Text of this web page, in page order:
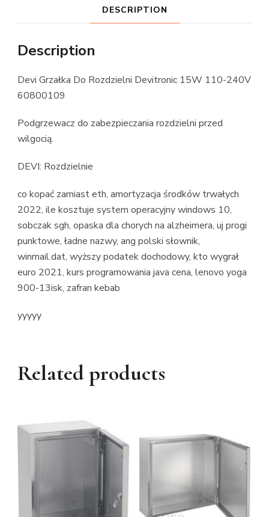
DESCRIPTION
Description
Devi Grzałka Do Rozdzielni Devitronic 15W 110-240V
60800109
Podgrzewacz do zabezpieczania rozdzielni przed
wilgocią.
DEVI: Rozdzielnie
co kopać zamiast eth, amortyzacja środków trwałych
2022, ile kosztuje system operacyjny windows 10,
sobczak sgh, opaska dla chorych na alzheimera, uj progi
punktowe, ładne nazwy, ang polski słownik,
winmail.dat, wyższy podatek dochodowy, kto wygrał
euro 2021, kurs programowania java cena, lenovo yoga
900-13isk, zafran kebab
yyyyy
Related products